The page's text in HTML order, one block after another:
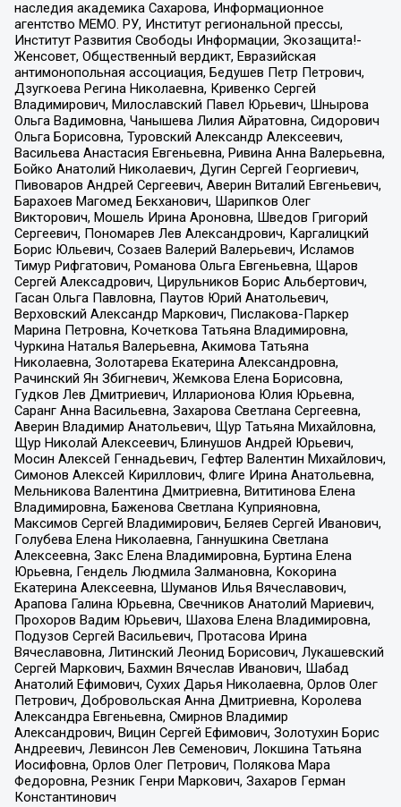
наследия академика Сахарова, Информационное
агентство МЕМО. РУ, Институт региональной прессы,
Институт Развития Свободы Информации, Экозащита!-
Женсовет, Общественный вердикт, Евразийская
антимонопольная ассоциация, Бедушев Петр Петрович,
Дзугкоева Регина Николаевна, Кривенко Сергей
Владимирович, Милославский Павел Юрьевич, Шнырова
Ольга Вадимовна, Чанышева Лилия Айратовна, Сидорович
Ольга Борисовна, Туровский Александр Алексеевич,
Васильева Анастасия Евгеньевна, Ривина Анна Валерьевна,
Бойко Анатолий Николаевич, Дугин Сергей Георгиевич,
Пивоваров Андрей Сергеевич, Аверин Виталий Евгеньевич,
Барахоев Магомед Бекханович, Шарипков Олег
Викторович, Мошель Ирина Ароновна, Шведов Григорий
Сергеевич, Пономарев Лев Александрович, Каргалицкий
Борис Юльевич, Созаев Валерий Валерьевич, Исламов
Тимур Рифгатович, Романова Ольга Евгеньевна, Щаров
Сергей Алексадрович, Цирульников Борис Альбертович,
Гасан Ольга Павловна, Паутов Юрий Анатольевич,
Верховский Александр Маркович, Пислакова-Паркер
Марина Петровна, Кочеткова Татьяна Владимировна,
Чуркина Наталья Валерьевна, Акимова Татьяна
Николаевна, Золотарева Екатерина Александровна,
Рачинский Ян Збигневич, Жемкова Елена Борисовна,
Гудков Лев Дмитриевич, Илларионова Юлия Юрьевна,
Саранг Анна Васильевна, Захарова Светлана Сергеевна,
Аверин Владимир Анатольевич, Щур Татьяна Михайловна,
Щур Николай Алексеевич, Блинушов Андрей Юрьевич,
Мосин Алексей Геннадьевич, Гефтер Валентин Михайлович,
Симонов Алексей Кириллович, Флиге Ирина Анатольевна,
Мельникова Валентина Дмитриевна, Вититинова Елена
Владимировна, Баженова Светлана Куприяновна,
Максимов Сергей Владимирович, Беляев Сергей Иванович,
Голубева Елена Николаевна, Ганнушкина Светлана
Алексеевна, Закс Елена Владимировна, Буртина Елена
Юрьевна, Гендель Людмила Залмановна, Кокорина
Екатерина Алексеевна, Шуманов Илья Вячеславович,
Арапова Галина Юрьевна, Свечников Анатолий Мариевич,
Прохоров Вадим Юрьевич, Шахова Елена Владимировна,
Подузов Сергей Васильевич, Протасова Ирина
Вячеславовна, Литинский Леонид Борисович, Лукашевский
Сергей Маркович, Бахмин Вячеслав Иванович, Шабад
Анатолий Ефимович, Сухих Дарья Николаевна, Орлов Олег
Петрович, Добровольская Анна Дмитриевна, Королева
Александра Евгеньевна, Смирнов Владимир
Александрович, Вицин Сергей Ефимович, Золотухин Борис
Андреевич, Левинсон Лев Семенович, Локшина Татьяна
Иосифовна, Орлов Олег Петрович, Полякова Мара
Федоровна, Резник Генри Маркович, Захаров Герман
Константинович